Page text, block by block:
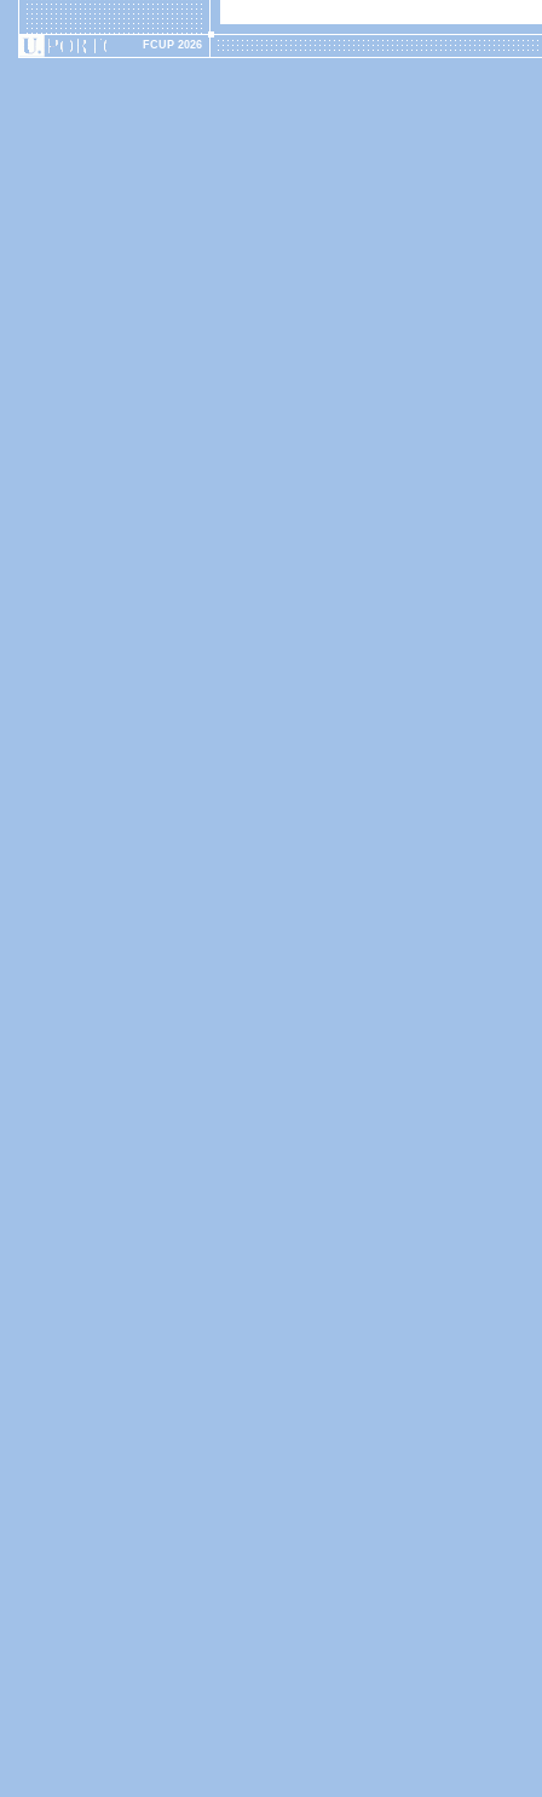
FCUP 2026